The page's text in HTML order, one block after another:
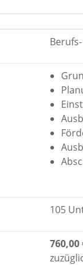
105
760,00